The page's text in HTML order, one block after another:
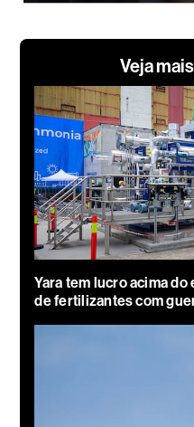
Veja
Yara tem lucro acima do
de fertilizantes com